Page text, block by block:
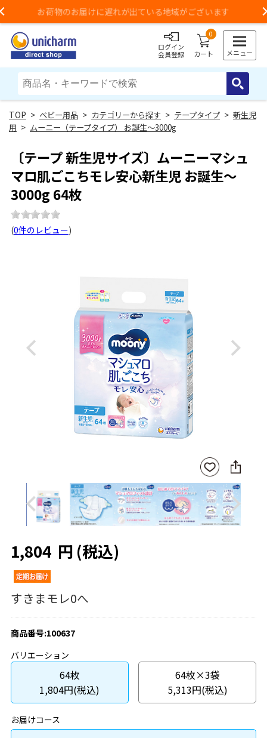
Previousお荷物のお届けに遅れが出ている地域がございます
ログイン
会員登録
0
カート メニュー
> ベビー用品 > カテゴリーから探す > テープタイプ > 新生児
用 > ムーニー（テープタイプ） お誕生～3000g
〔テープ 新生児サイズ〕ムーニーマシュ
マロ肌ごこちモレ安心新生児 お誕生～
3000g 64枚
(0件のレビュー)
Previous Next
お気
に入
りに
登録
SNS
に
シ
ェ
ア
Previous Next
1,804 円 (税込)
すきまモレ0へ
商品番号:100637
バリエーション
64枚
1,804円(税込)
64枚×3袋
5,313円(税込)
お届けコース